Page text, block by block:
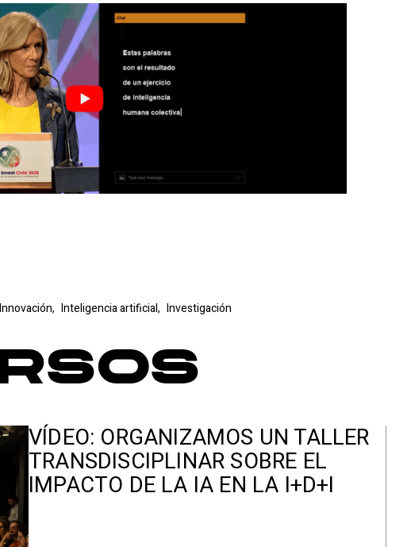
Innovación, Inteligencia artificial, Investigación
VÍDEO: ORGANIZAMOS UN TALLER
TRANSDISCIPLINAR SOBRE EL
IMPACTO DE LA IA EN LA I+D+I